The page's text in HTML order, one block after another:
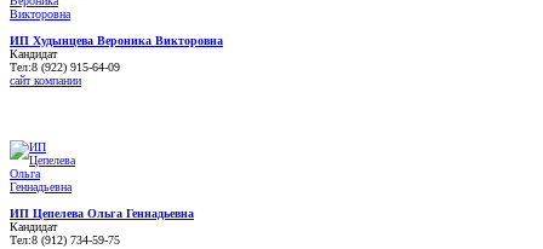
ИП Худынцева Вероника Викторовна
Кандидат
Тел:8 (922) 915-64-09
сайт компании
ИП Цепелева Ольга Геннадьевна
Кандидат
Тел:8 (912) 734-59-75